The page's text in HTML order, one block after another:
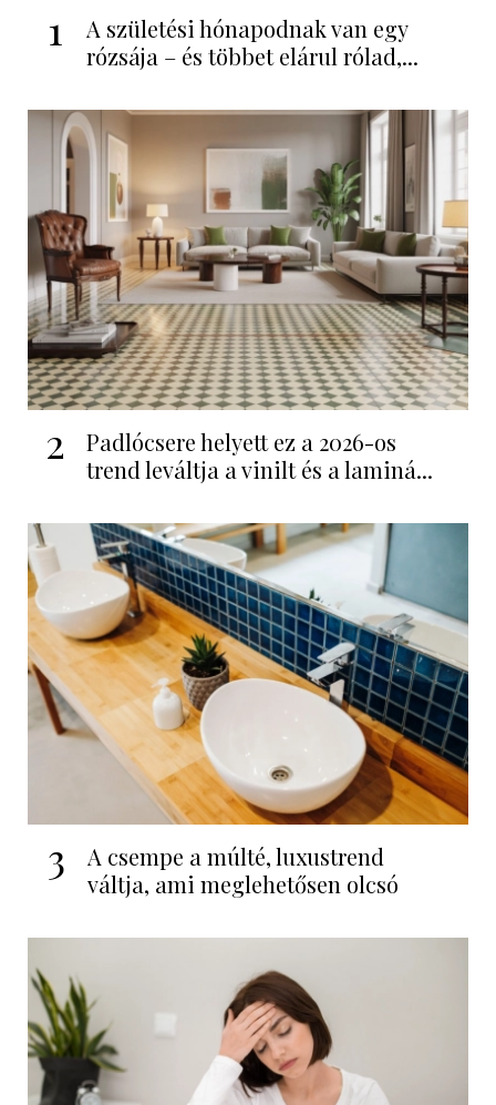
1
A születési hónapodnak van egy
rózsája – és többet elárul rólad,...
2
Padlócsere helyett ez a 2026-os
trend leváltja a vinilt és a laminá...
3
A csempe a múlté, luxustrend
váltja, ami meglehetősen olcsó